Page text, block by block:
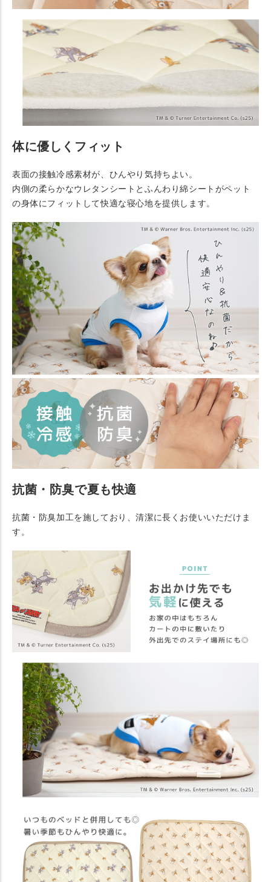
体に優しくフィット
表面の接触冷感素材が、ひんやり気持ちよい。
内側の柔らかなウレタンシートとふんわり綿シートがペット
の身体にフィットして快適な寝心地を提供します。
抗菌・防臭で夏も快適
抗菌・防臭加工を施しており、清潔に長くお使いいただけま
す。